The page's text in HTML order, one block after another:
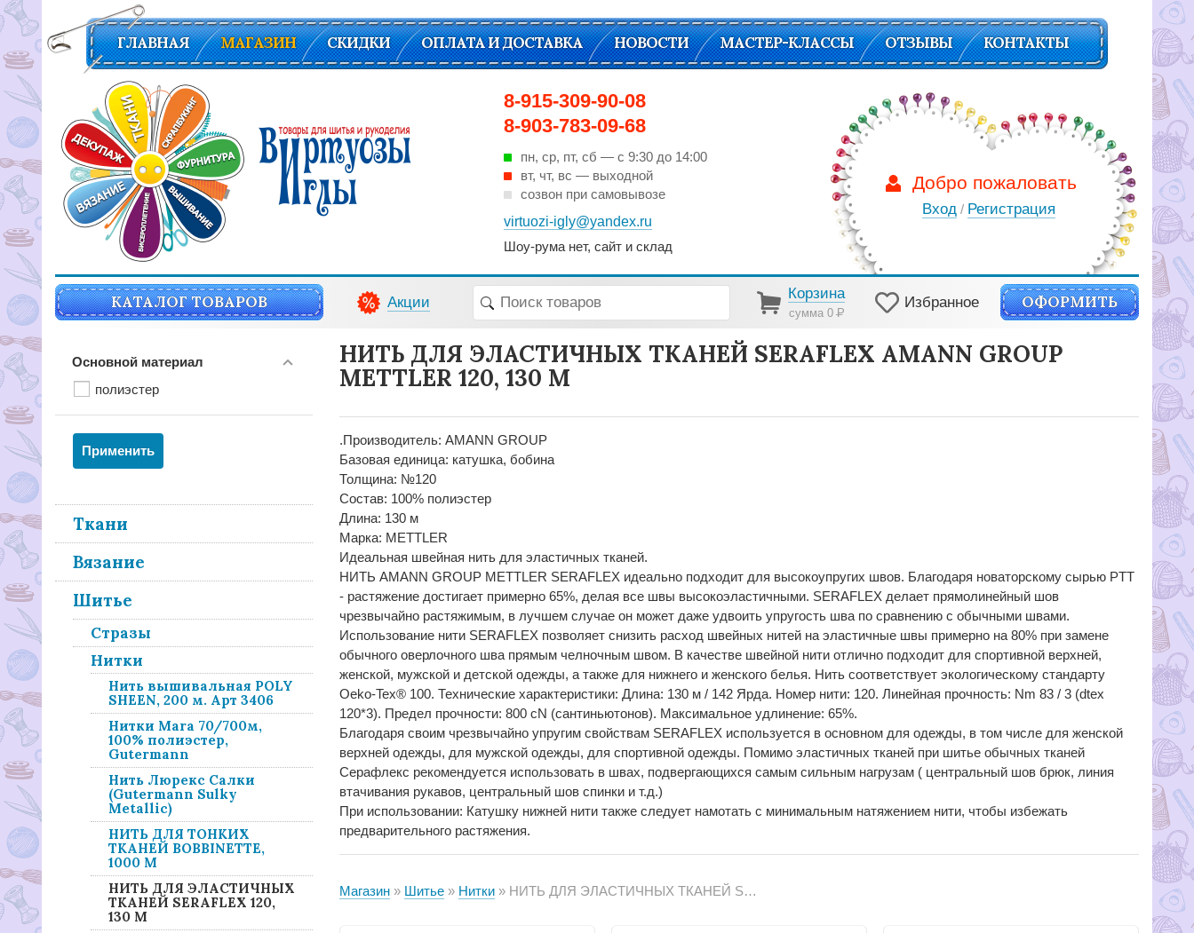
8-915-309-90-08
8-903-783-09-68
пн, ср, пт, cб — с 9:30 до 14:00
вт, чт, вс — выходной
созвон при самовывозе
virtuozi-igly@yandex.ru
Шоу-рума нет, сайт и склад
ГЛАВНАЯ МАГАЗИН СКИДКИ ОПЛАТА И ДОСТАВКА НОВОСТИ МАСТЕР-КЛАССЫ ОТЗЫВЫ КОНТАКТЫ
Добро пожаловать
Вход / Регистрация
КАТАЛОГ ТОВАРОВ Акции
Корзина
сумма 0Р
Избранное ОФОРМИТЬ
Основной материал
полиэстер
Ткани
Вязание
Шитье
Стразы
Нитки
Нить вышивальная POLY
SHEEN, 200 м. Арт 3406
Нитки Mara 70/700м,
100% полиэстер,
Gutermann
Нить Люрекс Салки
(Gutermann Sulky
Metallic)
НИТЬ ДЛЯ ТОНКИХ
ТКАНЕЙ BOBBINETTE,
1000 М
НИТЬ ДЛЯ ЭЛАСТИЧНЫХ
ТКАНЕЙ SERAFLEX 120,
130 М
НИТЬ ДЛЯ ЭЛАСТИЧНЫХ ТКАНЕЙ SERAFLEX AMANN GROUP
METTLER 120, 130 М
.Производитель: AMANN GROUP
Базовая единица: катушка, бобина
Толщина: №120
Состав: 100% полиэстер
Длина: 130 м
Марка: METTLER
Идеальная швейная нить для эластичных тканей.
НИТЬ AMANN GROUP METTLER SERAFLEX идеально подходит для высокоупругих швов. Благодаря новаторскому сырью PTT
- растяжение достигает примерно 65%, делая все швы высокоэластичными. SERAFLEX делает прямолинейный шов
чрезвычайно растяжимым, в лучшем случае он может даже удвоить упругость шва по сравнению с обычными швами.
Использование нити SERAFLEX позволяет снизить расход швейных нитей на эластичные швы примерно на 80% при замене
обычного оверлочного шва прямым челночным швом. В качестве швейной нити отлично подходит для спортивной верхней,
женской, мужской и детской одежды, а также для нижнего и женского белья. Нить соответствует экологическому стандарту
Oeko-Tex® 100. Технические характеристики: Длина: 130 м / 142 Ярда. Номер нити: 120. Линейная прочность: Nm 83 / 3 (dtex
120*3). Предел прочности: 800 cN (сантиньютонов). Максимальное удлинение: 65%.
Благодаря своим чрезвычайно упругим свойствам SERAFLEX используется в основном для одежды, в том числе для женской
верхней одежды, для мужской одежды, для спортивной одежды. Помимо эластичных тканей при шитье обычных тканей
Серафлекс рекомендуется использовать в швах, подвергающихся самым сильным нагрузам ( центральный шов брюк, линия
втачивания рукавов, центральный шов спинки и т.д.)
При использовании: Катушку нижней нити также следует намотать с минимальным натяжением нити, чтобы избежать
предварительного растяжения.
Магазин Шитье Нитки НИТЬ ДЛЯ ЭЛАСТИЧНЫХ ТКАНЕЙ SERAFLEX 120, 130 М